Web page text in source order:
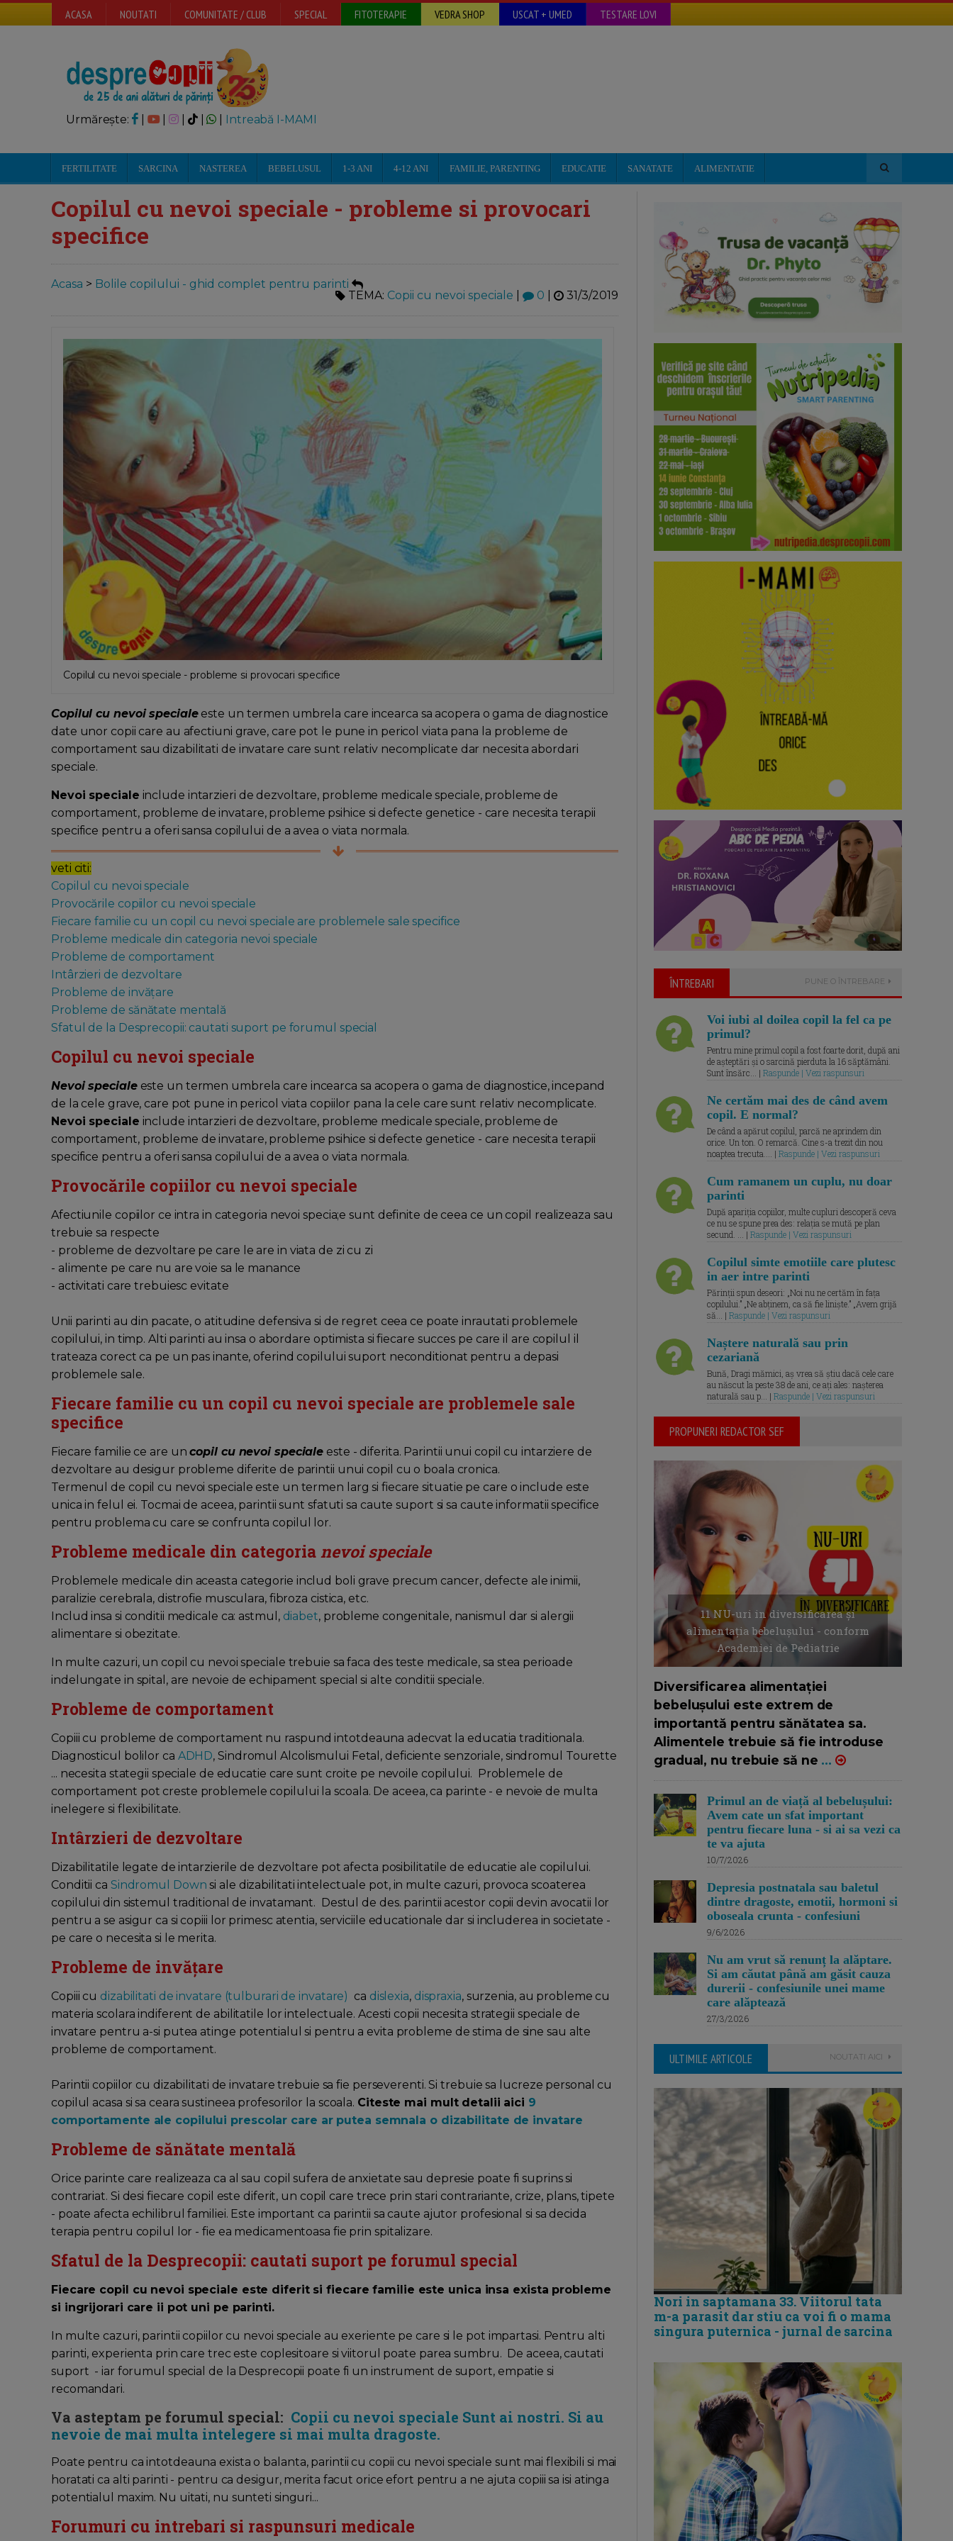
ACASA NOUTATI COMUNITATE / CLUB SPECIAL FITOTERAPIE VEDRA SHOP USCAT + UMED TESTARE LOVI
Urmărește: | | Intreabă I-MAMI
FERTILITATE SARCINA NASTEREA BEBELUSUL 1-3 ANI 4-12 ANI FAMILIE, PARENTING EDUCATIE SANATATE ALIMENTATIE
Copilul cu nevoi speciale - probleme si provocari
specifice
Acasa > Bolile copilului - ghid complet pentru parinti
TEMA: Copii cu nevoi speciale 0 31/3/2019
Copilul cu nevoi speciale - probleme si provocari specifice
Copilul cu nevoi specialeeste un termen umbrela care incearca sa acopera o gama de diagnostice
date unor copii care au afectiuni grave, care pot le pune in pericol viata pana la probleme de
comportament sau dizabilitati de invatare care sunt relativ necomplicate dar necesita abordari
speciale.
Nevoi speciale include intarzieri de dezvoltare, probleme medicale speciale, probleme de
comportament, probleme de invatare, probleme psihice si defecte genetice - care necesita terapii
specifice pentru a oferi sansa copilului de a avea o viata normala.
veti citi:
Copilul cu nevoi speciale
Provocările copiilor cu nevoi speciale
Fiecare familie cu un copil cu nevoi speciale are problemele sale specifice
Probleme medicale din categoria nevoi speciale
Probleme de comportament
Intârzieri de dezvoltare
Probleme de invățare
Probleme de sănătate mentală
Sfatul de la Desprecopii: cautati suport pe forumul special
Copilul cu nevoi speciale
Nevoi specialeeste un termen umbrela care incearca sa acopera o gama de diagnostice, incepand
de la cele grave, care pot pune in pericol viata copiilor pana la cele care sunt relativ necomplicate.
Nevoi speciale include intarzieri de dezvoltare, probleme medicale speciale, probleme de
comportament, probleme de invatare, probleme psihice si defecte genetice - care necesita terapii
specifice pentru a oferi sansa copilului de a avea o viata normala.
Provocările copiilor cu nevoi speciale
Afectiunile copiilor ce intra in categoria nevoi specia;e sunt definite de ceea ce un copil realizeaza sau
trebuie sa respecte
- probleme de dezvoltare pe care le are in viata de zi cu zi
- alimente pe care nu are voie sa le manance
- activitati care trebuiesc evitate
Unii parinti au din pacate, o atitudine defensiva si de regret ceea ce poate inrautati problemele
copilului, in timp. Alti parinti au insa o abordare optimista si fiecare succes pe care il are copilul il
trateaza corect ca pe un pas inante, oferind copilului suport neconditionat pentru a depasi
problemele sale.
Fiecare familie cu un copil cu nevoi speciale are problemele sale
specifice
Fiecare familie ce are uncopil cu nevoi speciale este - diferita. Parintii unui copil cu intarziere de
dezvoltare au desigur probleme diferite de parintii unui copil cu o boala cronica.
Termenul de copil cu nevoi speciale este un termen larg si fiecare situatie pe care o include este
unica in felul ei. Tocmai de aceea, parintii sunt sfatuti sa caute suport si sa caute informatii specifice
pentru problema cu care se confrunta copilul lor.
Probleme medicale din categoria nevoi speciale
Problemele medicale din aceasta categorie includ boli grave precum cancer, defecte ale inimii,
paralizie cerebrala, distrofie musculara, fibroza cistica, etc.
Includ insa si conditii medicale ca: astmul, diabet, probleme congenitale, nanismul dar si alergii
alimentare si obezitate.
In multe cazuri, un copil cu nevoi speciale trebuie sa faca des teste medicale, sa stea perioade
indelungate in spital, are nevoie de echipament special si alte conditii speciale.
Probleme de comportament
Copiii cu probleme de comportament nu raspund intotdeauna adecvat la educatia traditionala.
Diagnosticul bolilor ca ADHD, Sindromul Alcolismului Fetal, deficiente senzoriale, sindromul Tourette
... necesita stategii speciale de educatie care sunt croite pe nevoile copilului. Problemele de
comportament pot creste problemele copilului la scoala. De aceea, ca parinte - e nevoie de multa
inelegere si flexibilitate.
Intârzieri de dezvoltare
Dizabilitatile legate de intarzierile de dezvoltare pot afecta posibilitatile de educatie ale copilului.
Conditii ca Sindromul Down si ale dizabilitati intelectuale pot, in multe cazuri, provoca scoaterea
copilului din sistemul traditional de invatamant. Destul de des. parintii acestor copii devin avocatii lor
pentru a se asigur ca si copiii lor primesc atentia, serviciile educationale dar si includerea in societate -
pe care o necesita si le merita.
Probleme de invățare
Copiii cu dizabilitati de invatare (tulburari de invatare) ca dislexia, dispraxia, surzenia, au probleme cu
materia scolara indiferent de abilitatile lor intelectuale. Acesti copii necesita strategii speciale de
invatare pentru a-si putea atinge potentialul si pentru a evita probleme de stima de sine sau alte
probleme de comportament.
Parintii copiilor cu dizabilitati de invatare trebuie sa fie perseverenti. Si trebuie sa lucreze personal cu
copilul acasa si sa ceara sustineea profesorilor la scoala. Citeste mai mult detalii aici 9
comportamente ale copilului prescolar care ar putea semnala o dizabilitate de invatare
Probleme de sănătate mentală
Orice parinte care realizeaza ca al sau copil sufera de anxietate sau depresie poate fi suprins si
contrariat. Si desi fiecare copil este diferit, un copil care trece prin stari contrariante, crize, plans, tipete
- poate afecta echilibrul familiei. Este important ca parintii sa caute ajutor profesional si sa decida
terapia pentru copilul lor - fie ea medicamentoasa fie prin spitalizare.
Sfatul de la Desprecopii: cautati suport pe forumul special
Fiecare copil cu nevoi speciale este diferit si fiecare familie este unica insa exista probleme
si ingrijorari care ii pot uni pe parinti.
In multe cazuri, parintii copiilor cu nevoi speciale au exeriente pe care si le pot impartasi. Pentru alti
parinti, experienta prin care trec este coplesitoare si viitorul poate parea sumbru. De aceea, cautati
suport - iar forumul special de la Desprecopii poate fi un instrument de suport, empatie si
recomandari.
Va asteptam pe forumul special: Copii cu nevoi speciale Sunt ai nostri. Si au
nevoie de mai multa intelegere si mai multa dragoste.
Poate pentru ca intotdeauna exista o balanta, parintii cu copii cu nevoi speciale sunt mai flexibili si mai
horatati ca alti parinti - pentru ca desigur, merita facut orice efort pentru a ne ajuta copiii sa isi atinga
potentialul maxim. Nu uitati, nu sunteti singuri...
Forumuri cu intrebari si raspunsuri medicale
ÎNTREBARI PUNE O ÎNTREBARE
Voi iubi al doilea copil la fel ca pe
primul?
Pentru mine primul copil a fost foarte dorit, după ani
de așteptări și o sarcină pierduta la 16 săptămâni.
Sunt însărc... | Raspunde | Vezi raspunsuri
Ne certăm mai des de când avem
copil. E normal?
De când a apărut copilul, parcă ne aprindem din
orice. Un ton. O remarcă. Cine s-a trezit din nou
noaptea trecuta.... | Raspunde | Vezi raspunsuri
Cum ramanem un cuplu, nu doar
parinti
După apariția copiilor, multe cupluri descoperă ceva
ce nu se spune prea des: relația se mută pe plan
secund. ... | Raspunde | Vezi raspunsuri
Copilul simte emotiile care plutesc
in aer intre parinti
Părinții spun deseori: „Noi nu ne certăm în fața
copilului.” „Ne abținem, ca să fie liniște.” „Avem grijă
să... | Raspunde | Vezi raspunsuri
Naștere naturală sau prin
cezariană
Bună, Dragi mămici, aș vrea să știu dacă cele care
au născut la peste 38 de ani, ce ați ales: nașterea
naturală sau p... | Raspunde | Vezi raspunsuri
PROPUNERI REDACTOR SEF
11 NU-uri in diversificarea și
alimentația bebelușului - conform
Academiei de Pediatrie
Diversificarea alimentației
bebelușului este extrem de
importantă pentru sănătatea sa.
Alimentele trebuie să fie introduse
gradual, nu trebuie să ne ...
Primul an de viață al bebelușului:
Avem cate un sfat important
pentru fiecare luna - si ai sa vezi ca
te va ajuta
10/7/2026
Depresia postnatala sau baletul
dintre dragoste, emotii, hormoni si
oboseala crunta - confesiuni
9/6/2026
Nu am vrut să renunț la alăptare.
Si am căutat până am găsit cauza
durerii - confesiunile unei mame
care alăptează
27/3/2026
ULTIMILE ARTICOLE NOUTATI AICI
Nori in saptamana 33. Viitorul tata
m-a parasit dar stiu ca voi fi o mama
singura puternica - jurnal de sarcina